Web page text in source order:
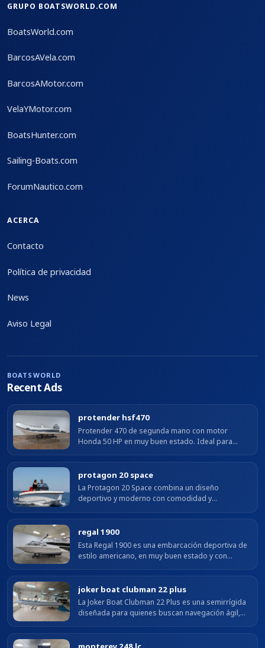
GRUPO BOATSWORLD.COM
BoatsWorld.com
BarcosAVela.com
BarcosAMotor.com
VelaYMotor.com
BoatsHunter.com
Sailing-Boats.com
ForumNautico.com
ACERCA
Contacto
Política de privacidad
News
Aviso Legal
BOATSWORLD
Recent Ads
protender hsf470
Protender 470 de segunda mano con motor
Honda 50 HP en muy buen estado. Ideal para
protagon 20 space
La Protagon 20 Space combina un diseño
deportivo y moderno con comodidad y
solárium en proa y la plataforma de baño ofrecen
un...
regal 1900
Esta Regal 1900 es una embarcación deportiva de
estilo americano, en muy buen estado y con
uso moderado y buen mantenimiento....
joker boat clubman 22 plus
La Joker Boat Clubman 22 Plus es una semirrígida
diseñada para quienes buscan navegación ágil,
flotadores de alta resistencia aseguran...